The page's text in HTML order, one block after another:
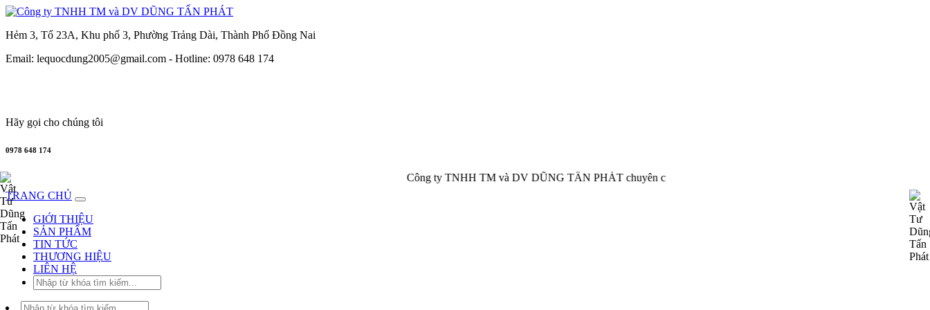
Hẻm 3, Tổ 23A, Khu phố 3, Phường Trảng Dài, Thành Phố Đồng Nai
Email: lequocdung2005@gmail.com - Hotline: 0978 648 174
Hãy gọi cho chúng tôi
0978 648 174
Công ty TNHH TM và DV DŨNG TẤN PHÁT chuyên cung cấp, phân phối thiết bị công nghiệp của nhiều hãng nổi tiếng trên
TRANG CHỦ
GIỚI THIỆU
SẢN PHẨM
TIN TỨC
THƯƠNG HIỆU
LIÊN HỆ